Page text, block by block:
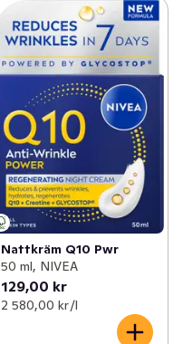
Nattkräm Q10 Pwr
50 ml, NIVEA
129,00 kr
2 580,00 kr /l